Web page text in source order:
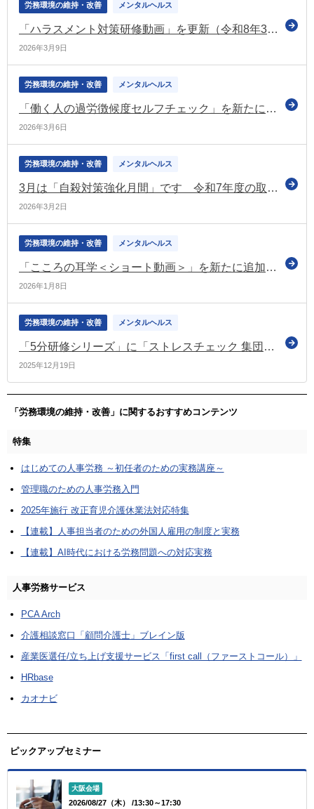
労務環境の維持・改善 メンタルヘルス
「ハラスメント対策研修動画」を更新（令和8年3月）（あかるい職場応援団）
2026年3月9日
労務環境の維持・改善 メンタルヘルス
「働く人の過労徴候度セルフチェック」を新たに追加（こころの耳）
2026年3月6日
労務環境の維持・改善 メンタルヘルス
3月は「自殺対策強化月間」です 令和7年度の取組みを公表（厚労省）
2026年3月2日
労務環境の維持・改善 メンタルヘルス
「こころの耳学＜ショート動画＞」を新たに追加（こころの耳）
2026年1月8日
労務環境の維持・改善 メンタルヘルス
「5分研修シリーズ」に「ストレスチェック 集団分析結果の見方」などを追加（こころの耳）
2025年12月19日
「労務環境の維持・改善」に関するおすすめコンテンツ
特集
はじめての人事労務 ～初任者のための実務講座～
管理職のための人事労務入門
2025年施行 改正育児介護休業法対応特集
【連載】人事担当者のための外国人雇用の制度と実務
【連載】AI時代における労務問題への対応実務
人事労務サービス
PCA Arch
介護相談窓口「顧問介護士」ブレイン版
産業医選任/立ち上げ支援サービス「first call（ファーストコール）」
HRbase
カオナビ
ピックアップセミナー
大阪会場
2026/08/27（木） /13:30～17:30